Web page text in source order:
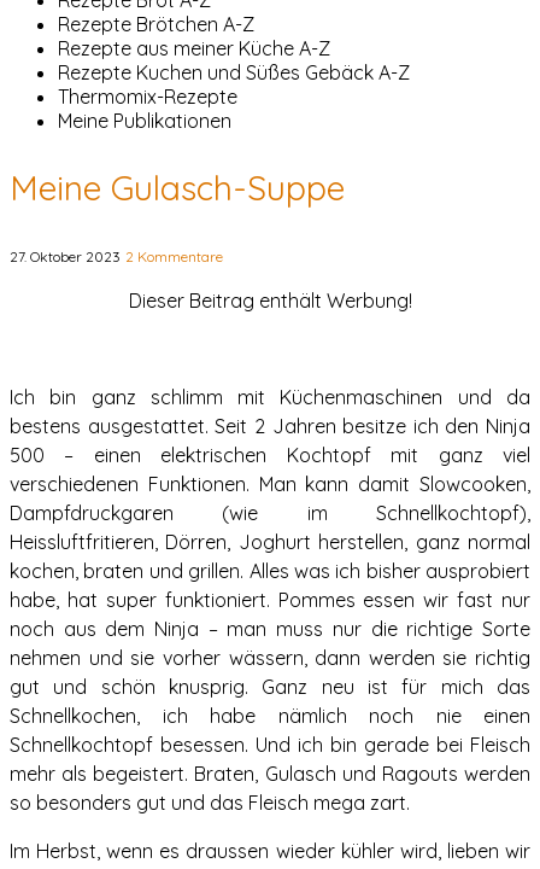
Rezepte Brötchen A-Z
Rezepte aus meiner Küche A-Z
Rezepte Kuchen und Süßes Gebäck A-Z
Thermomix-Rezepte
Meine Publikationen
Meine Gulasch-Suppe
27. Oktober 2023 2 Kommentare
Dieser Beitrag enthält Werbung!
Ich bin ganz schlimm mit Küchenmaschinen und da
bestens ausgestattet. Seit 2 Jahren besitze ich den Ninja
500 – einen elektrischen Kochtopf mit ganz viel
verschiedenen Funktionen. Man kann damit Slowcooken,
Dampfdruckgaren (wie im Schnellkochtopf),
Heissluftfritieren, Dörren, Joghurt herstellen, ganz normal
kochen, braten und grillen. Alles was ich bisher ausprobiert
habe, hat super funktioniert. Pommes essen wir fast nur
noch aus dem Ninja – man muss nur die richtige Sorte
nehmen und sie vorher wässern, dann werden sie richtig
gut und schön knusprig. Ganz neu ist für mich das
Schnellkochen, ich habe nämlich noch nie einen
Schnellkochtopf besessen. Und ich bin gerade bei Fleisch
mehr als begeistert. Braten, Gulasch und Ragouts werden
so besonders gut und das Fleisch mega zart.
Im Herbst, wenn es draussen wieder kühler wird, lieben wir